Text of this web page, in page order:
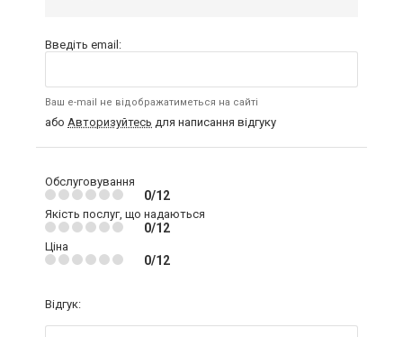
Введіть email:
Ваш e-mail не відображатиметься на сайті
або Авторизуйтесь для написання відгуку
Обслуговування
0/12
Якість послуг, що надаються
0/12
Ціна
0/12
Відгук: